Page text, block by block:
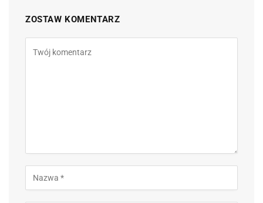
ZOSTAW KOMENTARZ